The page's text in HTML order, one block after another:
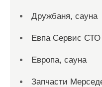
Дружбаня, сауна
Евпа Сервис СТО
Европа, сауна
Запчасти